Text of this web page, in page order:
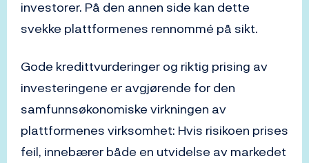
investorer. På den annen side kan dette
svekke plattformenes rennommé på sikt.
Gode kredittvurderinger og riktig prising av
investeringene er avgjørende for den
samfunnsøkonomiske virkningen av
plattformenes virksomhet: Hvis risikoen prises
feil, innebærer både en utvidelse av markedet